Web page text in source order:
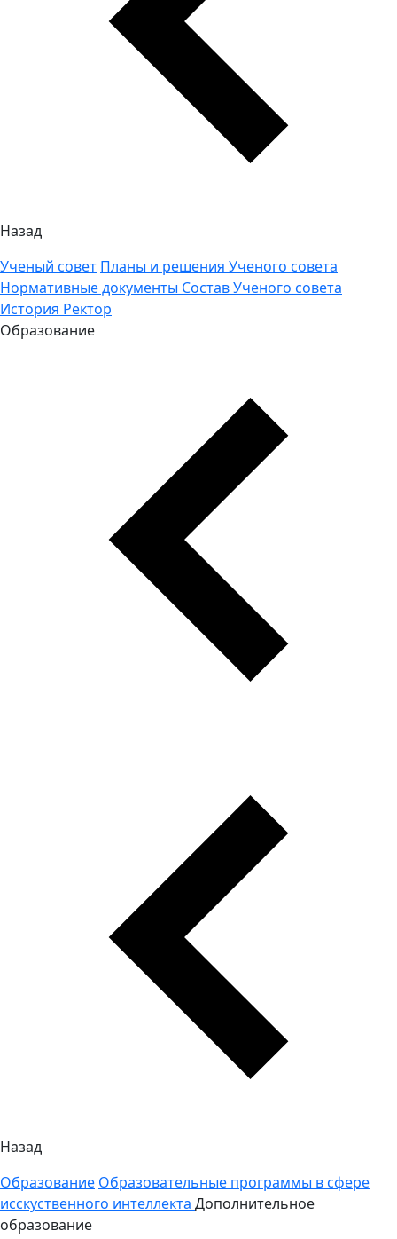
Назад
Ученый совет Планы и решения Ученого совета
Нормативные документы Состав Ученого совета
История Ректор
Образование
Назад
Образование Образовательные программы в сфере
исскуственного интеллекта Дополнительное
образование